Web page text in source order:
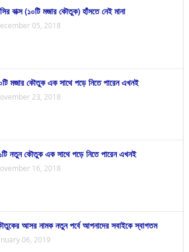
বাক্স (১০টি মজার কৌতুক) হাঁসতে নেই মানা
05, 2018
মজার কৌতুক এক সাথে পড়ে নিতে পারেন এখনই
23, 2018
নতুন কৌতুক এক সাথে পড়ে নিতে পারেন এখনই
16, 2018
আসর নামক নতুন পর্বে আপনাদের সবাইকে স্বাগতম
06, 2019